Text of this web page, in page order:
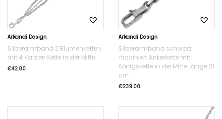
Arkandi Design
Silberarmband 2 Blumenketten
mit 4 Kanten Kette in der Mitte.
€42.00
Arkandi Design
Silberarmband schwarz
rhodiniert Ankerkette mit
Königskette in der Mitte Länge 21
cm.
€239.00